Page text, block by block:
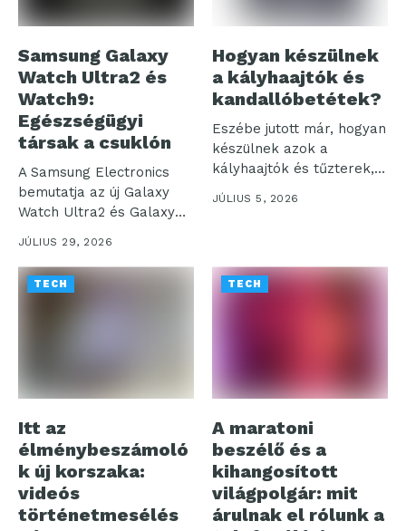
Samsung Galaxy
Watch Ultra2 és
Watch9:
Egészségügyi
társak a csuklón
A Samsung Electronics
bemutatja az új Galaxy
Watch Ultra2 és Galaxy
Watch9...
JÚLIUS 29, 2026
Hogyan készülnek
a kályhaajtók és
kandallóbetétek?
Eszébe jutott már, hogyan
készülnek azok a
kályhaajtók és tűzterek,
amelyek otthonaink...
JÚLIUS 5, 2026
TECH
Itt az
élménybeszámoló
k új korszaka:
videós
történetmesélés
TECH
A maratoni
beszélő és a
kihangosított
világpolgár: mit
árulnak el rólunk a